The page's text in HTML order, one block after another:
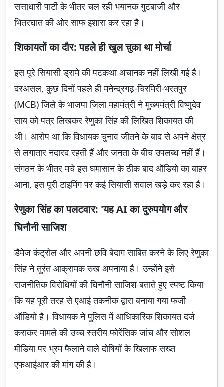
सत्ताधारी पार्टी के भीतर चल रही भयानक गुटबाजी और
भितरघात की ओर साफ इशारा कर रहा है।
शिकायतों का दौर: पहले ही खुल चुका था मोर्चा
इस पूरे सियासी ड्रामे की पटकथा अचानक नहीं लिखी गई है।
दरअसल, कुछ दिनों पहले ही मनेन्द्रगढ़-चिरमिरी-भरतपुर
(MCB) जिले के भाजपा जिला महामंत्री ने मुख्यमंत्री विष्णुदेव
साय को पत्र लिखकर रेणुका सिंह की लिखित शिकायत की
थी। आरोप था कि विधायक चुनाव जीतने के बाद से अपने क्षेत्र
से लगातार नदारद रहती हैं और जनता के बीच उपलब्ध नहीं हैं।
संगठन के भीतर मचे इस घमासान के ठीक बाद ऑडियो का बाहर
आना, इस पूरी टाइमिंग पर कई सियासी सवाल खड़े कर रहा है।
रेणुका सिंह का पलटवार: 'यह AI का दुरुपयोग और
घिनौनी साजिश
डैमेज कंट्रोल और अपनी छवि बेदाग साबित करने के लिए रेणुका
सिंह ने तुरंत आक्रामक रुख अपनाया है। उन्होंने इसे
राजनीतिक विरोधियों की घिनौनी साजिश बताते हुए स्पष्ट किया
कि यह पूरी तरह से एआई तकनीक द्वारा बनाया गया फर्जी
ऑडियो है। विधायक ने पुलिस में आधिकारिक शिकायत दर्ज
कराकर मामले की उच्च स्तरीय फोरेंसिक जांच और सोशल
मीडिया पर भ्रम फैलाने वाले दोषियों के खिलाफ सख्त
एफआईआर की मांग की है।